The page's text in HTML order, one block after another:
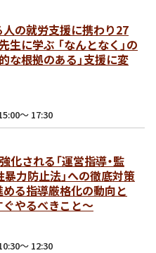
の就労支援に携わり27
生に学ぶ 「なんとなく」の
な根拠のある」支援に変
～ 17:30
強化される「運営指導・監
暴力防止法」への徹底対策
る指導厳格化の動向と
やるべきこと～
～ 12:30